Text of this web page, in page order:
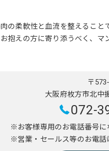
の柔軟性と血流を整えるこ
抱えの方に寄り添うべく、マ
〒
大阪府枚方市北中
072-
※お客様専用のお電話番号に
※営業・セールス等のお電話